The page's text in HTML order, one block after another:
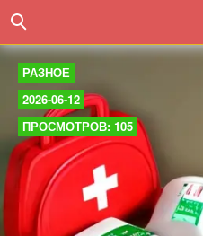
РАЗНОЕ
2026-06-12
ПРОСМОТРОВ: 105